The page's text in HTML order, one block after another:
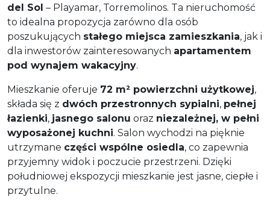
del Sol – Playamar, Torremolinos. Ta nieruchomość
to idealna propozycja zarówno dla osób
poszukujących stałego miejsca zamieszkania, jak i
dla inwestorów zainteresowanych apartamentem
pod wynajem wakacyjny.
Mieszkanie oferuje 72 m² powierzchni użytkowej,
składa się z dwóch przestronnych sypialni, pełnej
łazienki, jasnego salonu oraz niezależnej, w pełni
wyposażonej kuchni. Salon wychodzi na pięknie
utrzymane części wspólne osiedla, co zapewnia
przyjemny widok i poczucie przestrzeni. Dzięki
południowej ekspozycji mieszkanie jest jasne, ciepłe i
przytulne.